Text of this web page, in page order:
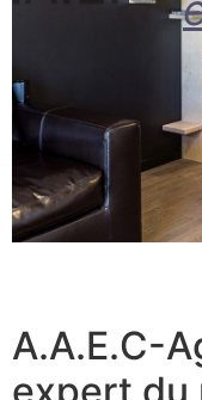
A.A.E.C-